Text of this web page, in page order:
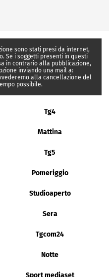
sono stati presi da internet,
Se i soggetti presenti in questi
in contrario alla pubblicazione,
inviando una mail a:
alla cancellazione del
possibile.
Tg4
Mattina
Tg5
Pomeriggio
Studioaperto
Sera
Tgcom24
Notte
Sport mediaset